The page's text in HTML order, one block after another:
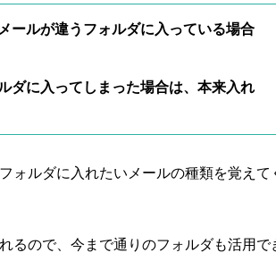
ールが違うフォルダに入っている場合
ダに入ってしまった場合は、本来入れ
ォルダに入れたいメールの種類を覚えて
るので、今まで通りのフォルダも活用で